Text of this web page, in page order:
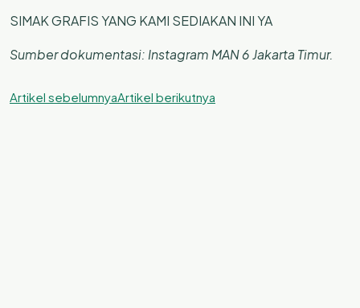
SIMAK GRAFIS YANG KAMI SEDIAKAN INI YA
Sumber dokumentasi: Instagram MAN 6 Jakarta Timur.
Artikel sebelumnyaArtikel berikutnya